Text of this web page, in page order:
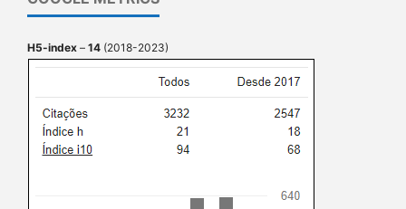
H5-index – 14 (2018-2023)